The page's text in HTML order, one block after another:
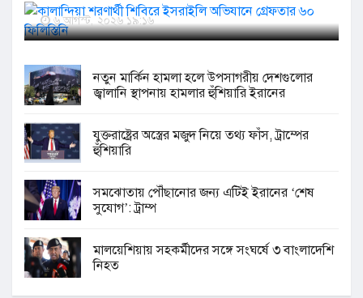
৬ আগস্ট, ২০২৬ ১৯:১৬
নতুন মার্কিন হামলা হলে উপসাগরীয় দেশগুলোর
জ্বালানি স্থাপনায় হামলার হুঁশিয়ারি ইরানের
যুক্তরাষ্ট্রের অস্ত্রের মজুদ নিয়ে তথ্য ফাঁস, ট্রাম্পের
হুঁশিয়ারি
সমঝোতায় পৌঁছানোর জন্য এটিই ইরানের ‘শেষ
সুযোগ’: ট্রাম্প
মালয়েশিয়ায় সহকর্মীদের সঙ্গে সংঘর্ষে ৩ বাংলাদেশি
নিহত